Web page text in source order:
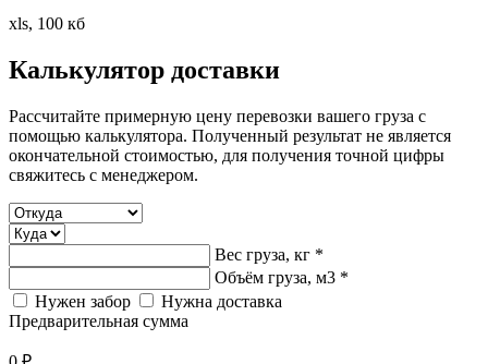
xls, 100 кб
Калькулятор доставки
Рассчитайте примерную цену перевозки вашего груза с
помощью калькулятора. Полученный результат не является
окончательной стоимостью, для получения точной цифры
свяжитесь с менеджером.
Вес груза, кг *
Объём груза, м3 *
Нужен забор
Нужна доставка
Предварительная сумма